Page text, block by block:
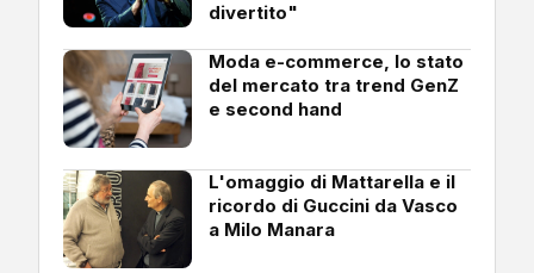
divertito"
Moda e-commerce, lo stato
del mercato tra trend GenZ
e second hand
L'omaggio di Mattarella e il
ricordo di Guccini da Vasco
a Milo Manara